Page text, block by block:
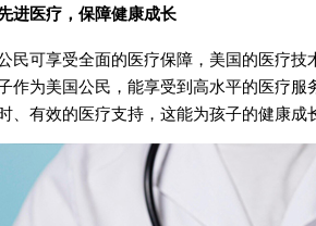
进医疗，保障健康成长
可享受全面的医疗保障，美国的医疗技
作为美国公民，能享受到高水平的医疗
、有效的医疗支持，这能为孩子的健康成